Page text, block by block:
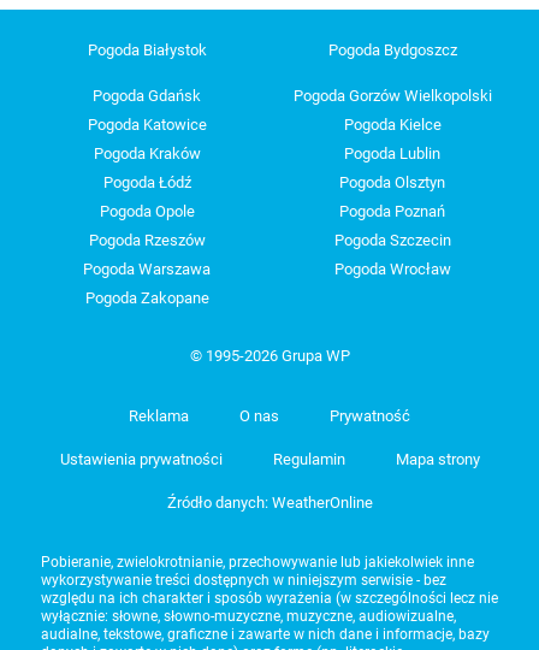
Pogoda Białystok Pogoda Bydgoszcz
Pogoda Gdańsk
Pogoda Gorzów Wielkopolski
Pogoda Katowice
Pogoda Kielce
Pogoda Kraków
Pogoda Lublin
Pogoda Łódź
Pogoda Olsztyn
Pogoda Opole
Pogoda Poznań
Pogoda Rzeszów
Pogoda Szczecin
Pogoda Warszawa
Pogoda Wrocław
Pogoda Zakopane
© 1995-2026 Grupa WP
Reklama O nas Prywatność
Ustawienia prywatności Regulamin Mapa strony
Źródło danych: WeatherOnline
Pobieranie, zwielokrotnianie, przechowywanie lub jakiekolwiek inne
wykorzystywanie treści dostępnych w niniejszym serwisie - bez
względu na ich charakter i sposób wyrażenia (w szczególności lecz nie
wyłącznie: słowne, słowno-muzyczne, muzyczne, audiowizualne,
audialne, tekstowe, graficzne i zawarte w nich dane i informacje, bazy